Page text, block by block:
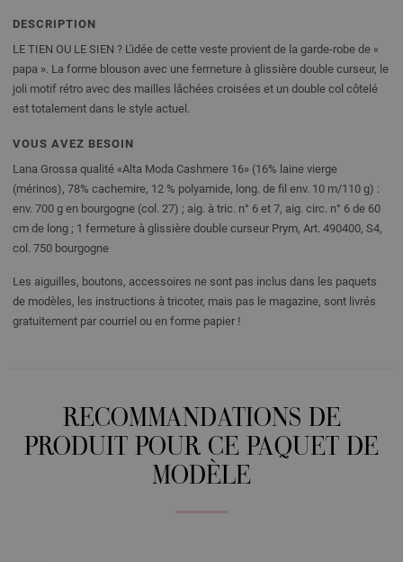
DESCRIPTION
LE TIEN OU LE SIEN ? L'idée de cette veste provient de la garde-robe de «
papa ». La forme blouson avec une fermeture à glissière double curseur, le
joli motif rétro avec des mailles lâchées croisées et un double col côtelé
est totalement dans le style actuel.
VOUS AVEZ BESOIN
Lana Grossa qualité «Alta Moda Cashmere 16» (16% laine vierge
(mérinos), 78% cachemire, 12 % polyamide, long. de fil env. 10 m/110 g) :
env. 700 g en bourgogne (col. 27) ; aig. à tric. n° 6 et 7, aig. circ. n° 6 de 60
cm de long ; 1 fermeture à glissière double curseur Prym, Art. 490400, S4,
col. 750 bourgogne
Les aiguilles, boutons, accessoires ne sont pas inclus dans les paquets
de modèles, les instructions à tricoter, mais pas le magazine, sont livrés
gratuitement par courriel ou en forme papier !
RECOMMANDATIONS DE
PRODUIT POUR CE PAQUET DE
MODÈLE